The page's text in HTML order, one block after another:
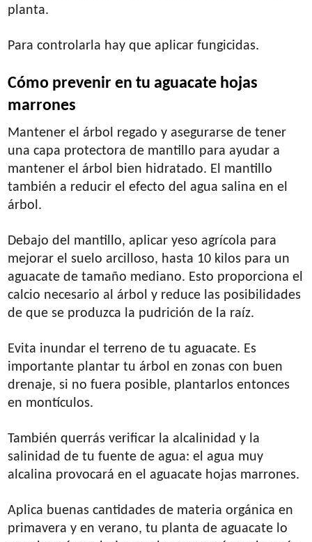
planta.
Para controlarla hay que aplicar fungicidas.
Cómo prevenir en tu aguacate hojas
marrones
Mantener el árbol regado y asegurarse de tener
una capa protectora de mantillo para ayudar a
mantener el árbol bien hidratado. El mantillo
también a reducir el efecto del agua salina en el
árbol.
Debajo del mantillo, aplicar yeso agrícola para
mejorar el suelo arcilloso, hasta 10 kilos para un
aguacate de tamaño mediano. Esto proporciona el
calcio necesario al árbol y reduce las posibilidades
de que se produzca la pudrición de la raíz.
Evita inundar el terreno de tu aguacate. Es
importante plantar tu árbol en zonas con buen
drenaje, si no fuera posible, plantarlos entonces
en montículos.
También querrás verificar la alcalinidad y la
salinidad de tu fuente de agua: el agua muy
alcalina provocará en el aguacate hojas marrones.
Aplica buenas cantidades de materia orgánica en
primavera y en verano, tu planta de aguacate lo